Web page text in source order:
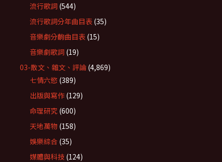
流行歌詞 (544)
流行歌詞分年曲目表 (35)
音樂劇分齣曲目表 (15)
音樂劇歌詞 (19)
03-散文、雜文、評論 (4,869)
七情六慾 (389)
出版與寫作 (129)
命理研究 (600)
天地萬物 (158)
娛樂綜合 (35)
媒體與科技 (124)